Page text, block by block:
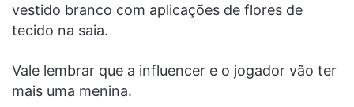
vestido branco com aplicações de flores de
tecido na saia.
Vale lembrar que a influencer e o jogador vão ter
mais uma menina.